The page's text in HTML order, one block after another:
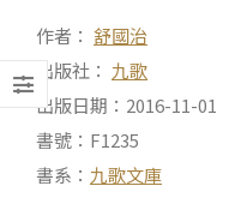
作者： 舒國治
出版社： 九歌
出版日期：2016-11-01
書號：F1235
書系： 九歌文庫